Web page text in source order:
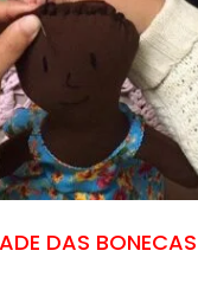
DAS BONECAS